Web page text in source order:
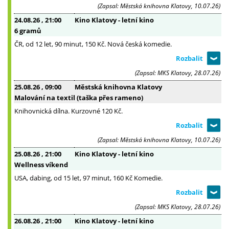
(Zapsal: Městská knihovna Klatovy, 10.07.26)
24.08.26 , 21:00
Kino Klatovy - letní kino
6 gramů
ČR, od 12 let, 90 minut, 150 Kč. Nová česká komedie.
(Zapsal: MKS Klatovy, 28.07.26)
25.08.26 , 09:00
Městská knihovna Klatovy
Malování na textil (taška přes rameno)
Knihovnická dílna. Kurzovné 120 Kč.
(Zapsal: Městská knihovna Klatovy, 10.07.26)
25.08.26 , 21:00
Kino Klatovy - letní kino
Wellness víkend
USA, dabing, od 15 let, 97 minut, 160 Kč Komedie.
(Zapsal: MKS Klatovy, 28.07.26)
26.08.26 , 21:00
Kino Klatovy - letní kino